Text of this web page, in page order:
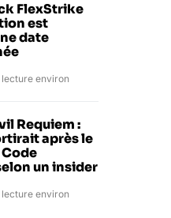
FlexStrike
est
date
lecture environ
Requiem :
après le
un insider
lecture environ